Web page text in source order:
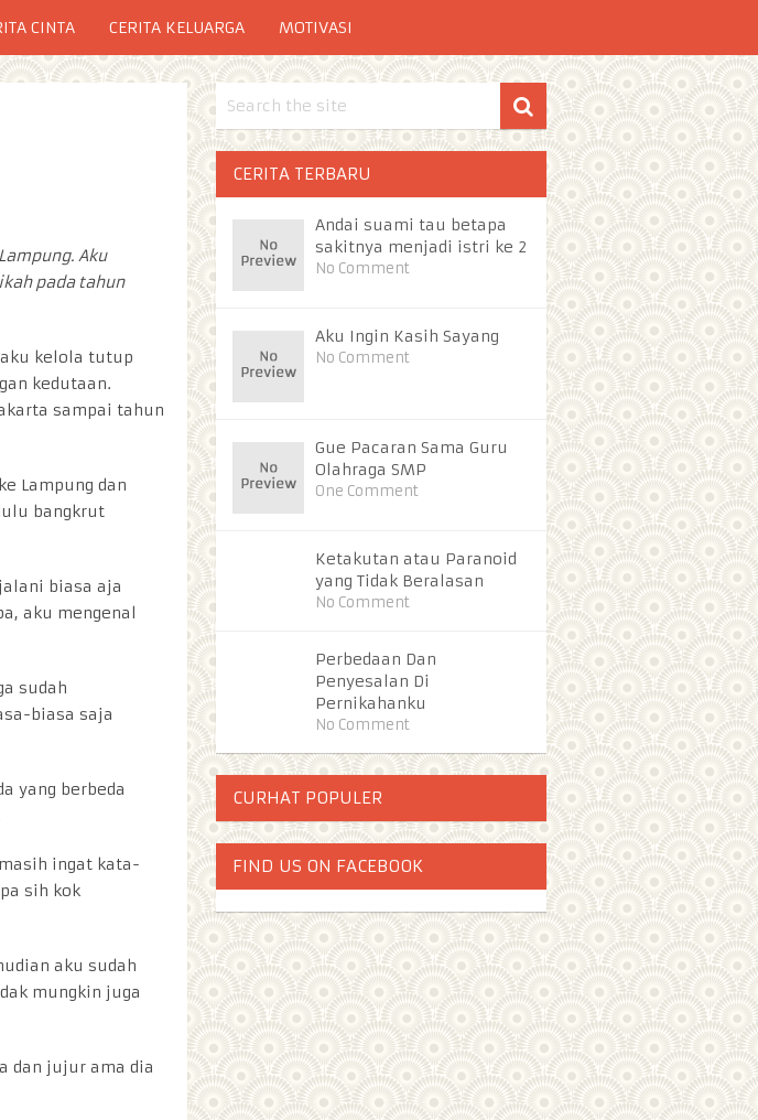
CINTA CERITA KELUARGA MOTIVASI
Aku
pada tahun
aku kelola tutup
kedutaan.
sampai tahun
Lampung dan
bangkrut
biasa aja
aku mengenal
sudah
biasa saja
yang berbeda
ingat kata-
sih kok
aku sudah
mungkin juga
dan jujur ama dia
CERITA TERBARU
Andai suami tau betapa
sakitnya menjadi istri ke 2
No Comment
Aku Ingin Kasih Sayang
No Comment
Gue Pacaran Sama Guru
Olahraga SMP
One Comment
Ketakutan atau Paranoid
yang Tidak Beralasan
No Comment
Perbedaan Dan
Penyesalan Di
Pernikahanku
No Comment
CURHAT POPULER
FIND US ON FACEBOOK